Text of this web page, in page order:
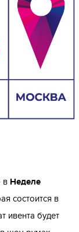
в Неделе
состоится в
ивента будет